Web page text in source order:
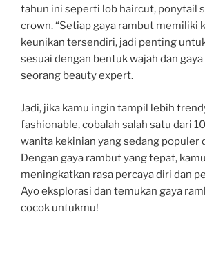
tahun ini seperti lob haircut, ponytail
crown. “Setiap gaya rambut memiliki
keunikan tersendiri, jadi penting
sesuai dengan bentuk wajah dan
seorang beauty expert.
Jadi, jika kamu ingin tampil lebih
fashionable, cobalah salah satu dari
wanita kekinian yang sedang populer
Dengan gaya rambut yang tepat,
meningkatkan rasa percaya diri dan
Ayo eksplorasi dan temukan gaya
cocok untukmu!